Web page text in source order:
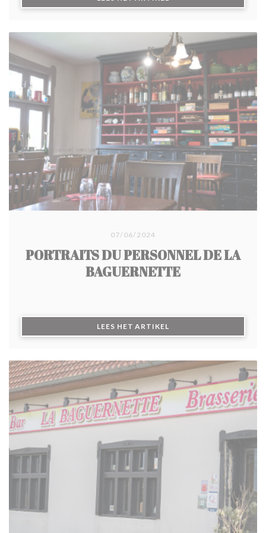
d'épices, la cocotte de poulet à la bière Ch'ti gratinée
mijoté au four à bois pendant 8 heures, une merveille
qui fond dans la bouche. En dessert, succombez au
pain perdu caramélisé et sa glace vanille ou à
l'onctueux parfait glacé aux spéculoos.
07/06/2024
PORTRAITS DU PERSONNEL DE LA
BAGUERNETTE
LEES HET ARTIKEL((OPENT IN EEN NIEUW